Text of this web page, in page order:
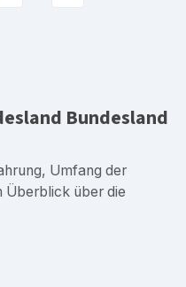
Bundesland
Umfang der
Überblick über die